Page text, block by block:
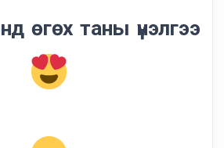
өгөх таны үнэлгээ